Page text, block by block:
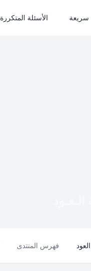
سريعة الأسئلة المتكررة
فهرس المنتدى